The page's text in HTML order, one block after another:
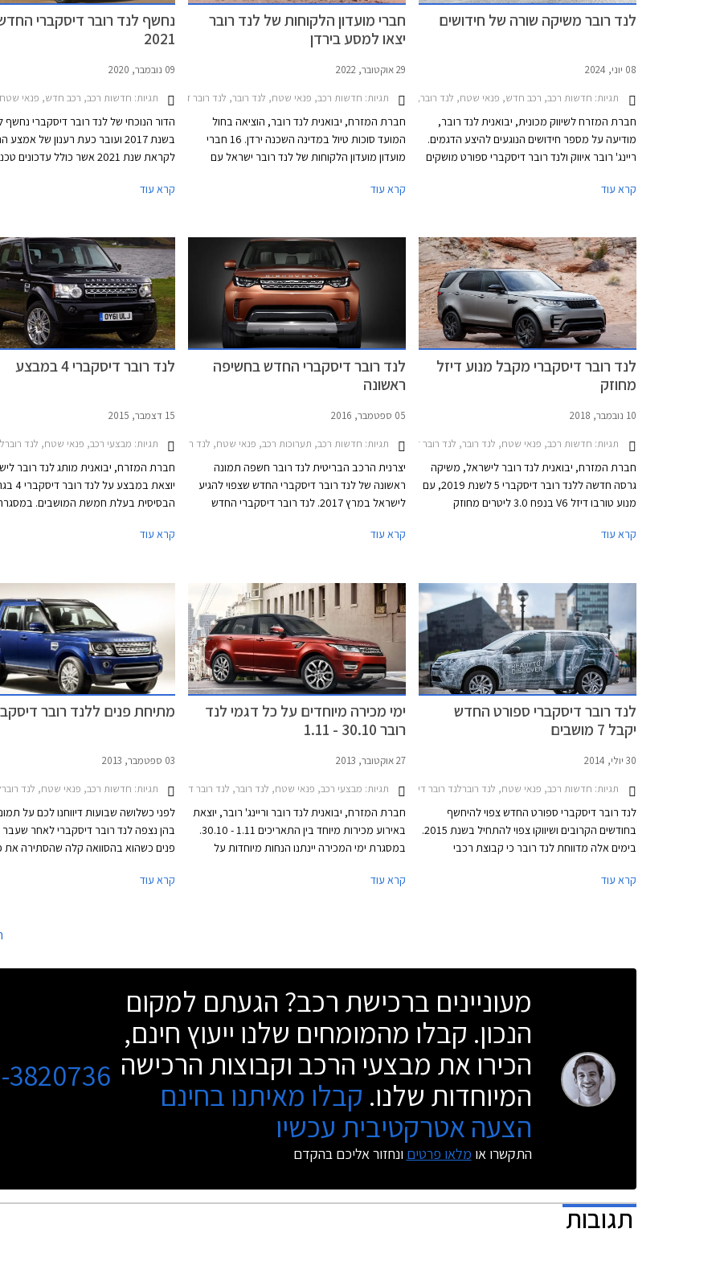
לנד רובר משיקה שורה של חידושים
08 יוני, 2024
תגיות: חדשות רכב, רכב חדש, פנאי שטח, לנד רובר, לנד רובר דיסקברי 5 2022-2026, לנד רובר דיסקברי ספורט 2020-2024, לנד רובר דיפנדר 110 2020-2026, לנד רובר ריינג' רובר איווק 5 דלתות 2019-2024מחירון רכב
חברת המזרח לשיווק מכונית, יבואנית לנד רובר,
מודיעה על מספר חידושים הנוגעים להיצע הדגמים.
ריינג' רובר איווק ולנד רובר דיסקברי ספורט מושקים
הטבות מימון וטרייד-אין.
קרא עוד
חברי מועדון הלקוחות של לנד רובר
יצאו למסע בירדן
29 אוקטובר, 2022
תגיות: חדשות רכב, פנאי שטח, לנד רובר, לנד רובר דיסקברי 5 2022-2026, לנד רובר דיפנדר 90 2021-2026לנד רובר דיפנדר 110 2020-2026
חברת המזרח, יבואנית לנד רובר, הוציאה בחול
המועד סוכות טיול במדינה השכנה ירדן. 16 חברי
מועדון מועדון הלקוחות של לנד רובר ישראל עם
דיפנדר השתתפו במסע ונהנו מנופים ייחודיים וביקור
קרא עוד
נחשף לנד רובר דיסקברי
2021
09 נובמבר, 2020
תגיות: חדשות רכב, רכב חדש, פנאי שטח, לנד
הדור הנוכחי של לנד רובר דיסקברי נחשף
בשנת 2017 ועובר כעת רענון של אמצע
לקראת שנת 2021 אשר כולל עדכונים
הנעה חדשות.
קרא עוד
לנד רובר דיסקברי מקבל מנוע דיזל
מחוזק
10 נובמבר, 2018
תגיות: חדשות רכב, פנאי שטח, לנד רובר, לנד רובר דיסקברי 5 2017-2021מחירון רכב
חברת המזרח, יבואנית לנד רובר לישראל, משיקה
גרסה חדשה ללנד רובר דיסקברי 5 לשנת 2019, עם
מנוע טורבו דיזל V6 בנפח 3.0 ליטרים מחוזק
עומדת על 10.5 ק"מ לליטר על פי נתוני היצרן.
קרא עוד
לנד רובר דיסקברי החדש בחשיפה
ראשונה
05 ספטמבר, 2016
תגיות: חדשות רכב, תערוכות רכב, פנאי שטח, לנד רובר, לנד רובר דיסקברי 4 2012-2016תערוכת פריז 2016
יצרנית הרכב הבריטית לנד רובר חשפה תמונה
ראשונה של לנד רובר דיסקברי החדש שצפוי להגיע
לישראל במרץ 2017. לנד רובר דיסקברי החדש
היחידה שפרסמה החברה חושפת את חזית הרכב
לטובת כונסי אוויר מוגדלים ופגוש מאסיבי מבעבר,
היוצרים מראה שרירי ומודרני לעומת העיצוב
המרובע של לנד רובר דיסקברי הנוכחי. הקו העיצובי
החדש תואם את שפת העיצוב שהוצגה עם לנד רובר
דיסקברי ספורט החדש.
קרא עוד
לנד רובר דיסקברי 4 במבצע
15 דצמבר, 2015
תגיות: מבצעי רכב, פנאי שטח, לנד רוברלנד רובר
חברת המזרח, יבואנית מותג לנד רובר
הבסיסית בעלת חמשת המושבים.
קרא עוד
לנד רובר דיסקברי ספורט החדש
יקבל 7 מושבים
30 יולי, 2014
תגיות: חדשות רכב, פנאי שטח, לנד רוברלנד רובר דיסקברי 4 2012-2016
לנד רובר דיסקברי ספורט החדש צפוי להיחשף
בחודשים הקרובים ושיווקו צפוי להתחיל בשנת 2015.
בימים אלה מדווחת לנד רובר כי קבוצת רכבי
כסטנדרט.
קרא עוד
ימי מכירה מיוחדים על כל דגמי לנד
רובר 30.10 - 1.11
27 אוקטובר, 2013
תגיות: מבצעי רכב, פנאי שטח, לנד רובר, לנד רובר דיסקברי 4 2012-2016, לנד רובר פרילנדר 2 2012-2015, לנד רובר ריינג' רובר 2013-2021, לנד רובר ריינג' רובר איווק 5 דלתות 2011-2015, לנד רובר ריינג' רובר איווק קופה 2012-2015לנד רובר ריינג' רובר ספורט 2013-2022
חברת המזרח, יבואנית לנד רובר וריינג' רובר, יוצאת
באירוע מכירות מיוחד בין התאריכים 1.11 - 30.10.
במסגרת ימי המכירה יינתנו הנחות מיוחדות על
קרא עוד
מתיחת פנים ללנד רובר
03 ספטמבר, 2013
תגיות: חדשות רכב, פנאי שטח, לנד רוברלנד
לפני כשלושה שבועות דיווחנו לכם על
בהן נצפה לנד רובר דיסקברי לאחר
פנים כשהוא בהסוואה קלה שהסתירה את
נראה הרכב במלואו. העיצוב כאמור
קרא עוד
מעוניינים ברכישת רכב? הגעתם למקום
הנכון. קבלו מהמומחים שלנו ייעוץ חינם,
הכירו את מבצעי הרכב וקבוצות הרכישה
המיוחדות שלנו. קבלו מאיתנו בחינם
הצעה אטרקטיבית עכשיו
התקשרו או מלאו פרטים ונחזור אליכם בהקדם
3820736
תגובות